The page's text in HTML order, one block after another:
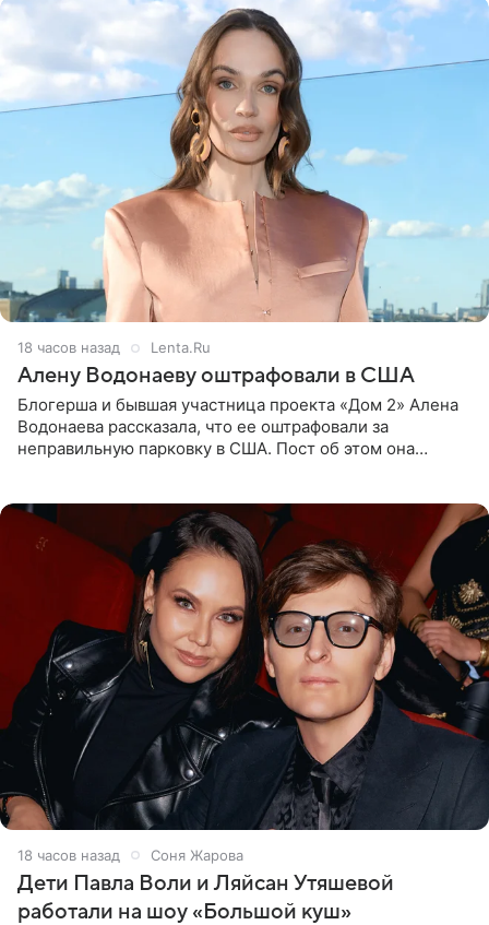
18 часов назад Lenta.Ru
Алену Водонаеву оштрафовали в США
Блогерша и бывшая участница проекта «Дом 2» Алена
Водонаева рассказала, что ее оштрафовали за
неправильную парковку в США. Пост об этом она
18 часов назад Соня Жарова
Дети Павла Воли и Ляйсан Утяшевой
работали на шоу «Большой куш»